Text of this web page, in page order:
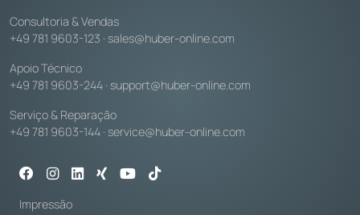
Consultoria & Vendas
+49 781 9603-123 · sales@huber-online.com
Apoio Técnico
+49 781 9603-244 · support@huber-online.com
Serviço & Reparação
+49 781 9603-144 · service@huber-online.com
Impressão